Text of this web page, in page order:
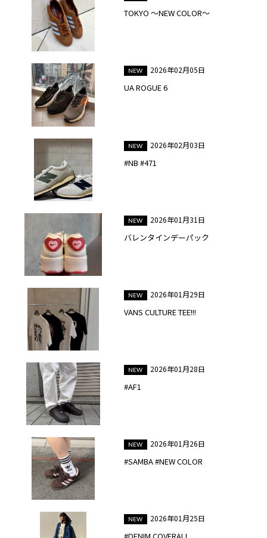
TOKYO ～NEW COLOR～
2026年02月05日
UA ROGUE 6
2026年02月03日
#NB #471
2026年01月31日
バレンタインデーパック
2026年01月29日
VANS CULTURE TEE!!!
2026年01月28日
#AF1
2026年01月26日
#SAMBA #NEW COLOR
2026年01月25日